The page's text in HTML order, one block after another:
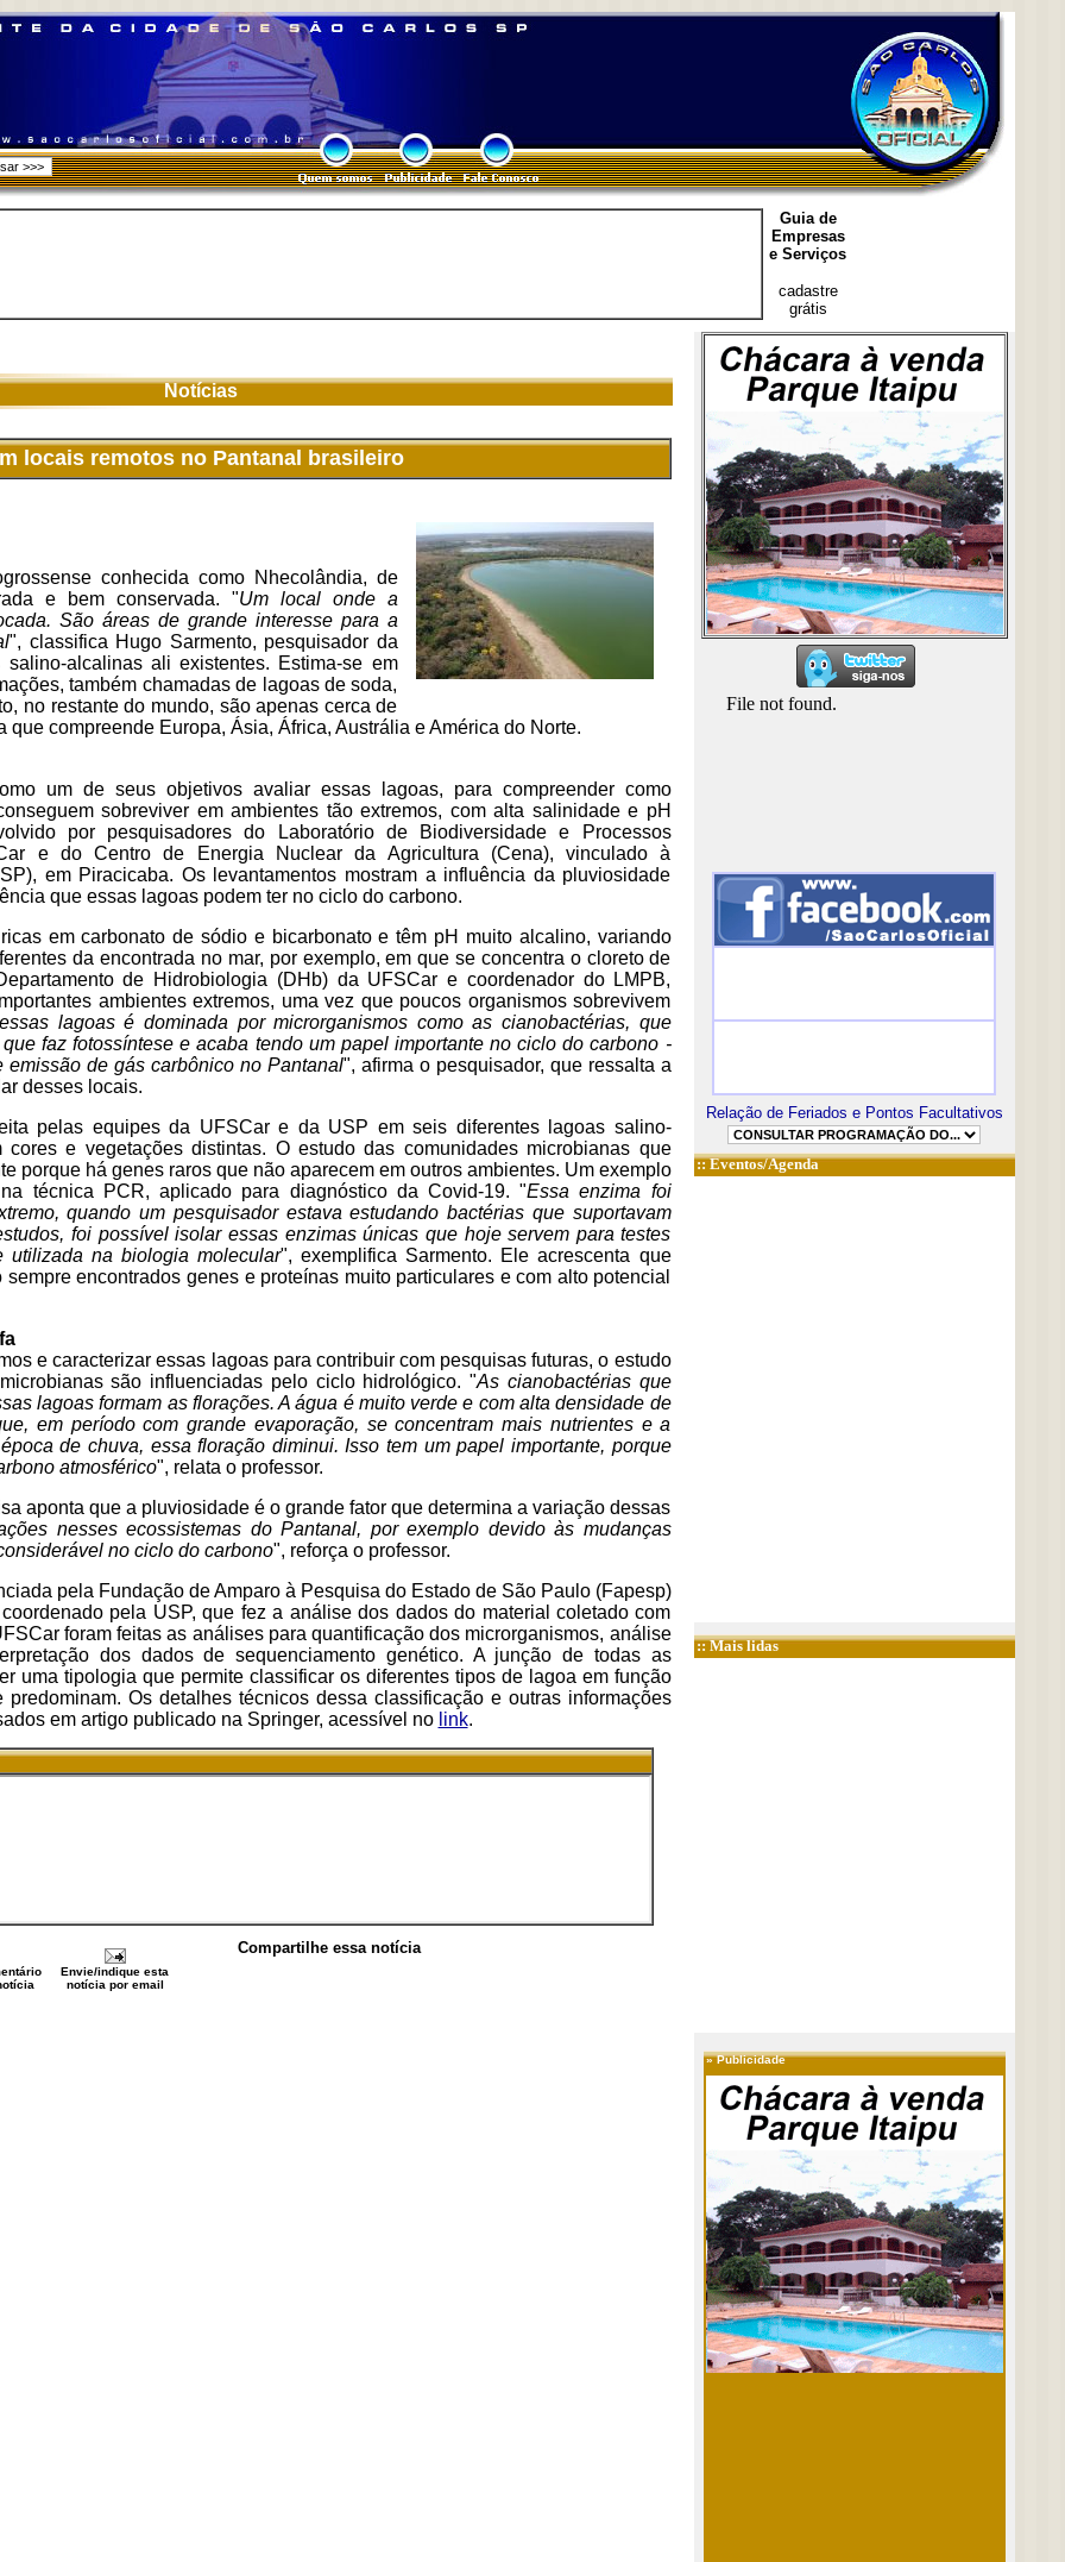
Guia de
Empresas
e Serviços
cadastre
grátis
Notícias
locais remotos no Pantanal brasileiro
conhecida como Nhecolândia, de
e bem conservada. "Um local onde a
São áreas de grande interesse para a
", classifica Hugo Sarmento, pesquisador da
alcalinas ali existentes. Estima-se em
também chamadas de lagoas de soda,
no restante do mundo, são apenas cerca de
que compreende Europa, Ásia, África, Austrália e América do Norte.
um de seus objetivos avaliar essas lagoas, para compreender como
sobreviver em ambientes tão extremos, com alta salinidade e pH
por pesquisadores do Laboratório de Biodiversidade e Processos
e do Centro de Energia Nuclear da Agricultura (Cena), vinculado à
em Piracicaba. Os levantamentos mostram a influência da pluviosidade
que essas lagoas podem ter no ciclo do carbono.
em carbonato de sódio e bicarbonato e têm pH muito alcalino, variando
da encontrada no mar, por exemplo, em que se concentra o cloreto de
de Hidrobiologia (DHb) da UFSCar e coordenador do LMPB,
ambientes extremos, uma vez que poucos organismos sobrevivem
lagoas é dominada por microrganismos como as cianobactérias, que
faz fotossíntese e acaba tendo um papel importante no ciclo do carbono -
de gás carbônico no Pantanal", afirma o pesquisador, que ressalta a
desses locais.
pelas equipes da UFSCar e da USP em seis diferentes lagoas salino-
e vegetações distintas. O estudo das comunidades microbianas que
porque há genes raros que não aparecem em outros ambientes. Um exemplo
técnica PCR, aplicado para diagnóstico da Covid-19. "Essa enzima foi
quando um pesquisador estava estudando bactérias que suportavam
foi possível isolar essas enzimas únicas que hoje servem para testes
utilizada na biologia molecular", exemplifica Sarmento. Ele acrescenta que
encontrados genes e proteínas muito particulares e com alto potencial
e caracterizar essas lagoas para contribuir com pesquisas futuras, o estudo
são influenciadas pelo ciclo hidrológico. "As cianobactérias que
lagoas formam as florações. A água é muito verde e com alta densidade de
em período com grande evaporação, se concentram mais nutrientes e a
de chuva, essa floração diminui. Isso tem um papel importante, porque
atmosférico", relata o professor.
aponta que a pluviosidade é o grande fator que determina a variação dessas
nesses ecossistemas do Pantanal, por exemplo devido às mudanças
no ciclo do carbono", reforça o professor.
pela Fundação de Amparo à Pesquisa do Estado de São Paulo (Fapesp)
pela USP, que fez a análise dos dados do material coletado com
foram feitas as análises para quantificação dos microrganismos, análise
dos dados de sequenciamento genético. A junção de todas as
uma tipologia que permite classificar os diferentes tipos de lagoa em função
Os detalhes técnicos dessa classificação e outras informações
em artigo publicado na Springer, acessível no link.
Compartilhe essa notícia
Envie/indique esta
notícia por email
Relação de Feriados e Pontos Facultativos
::Eventos/Agenda
:: Mais lidas
»Publicidade